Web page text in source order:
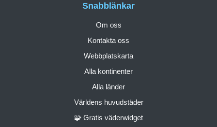
Snabblänkar
Om oss
Kontakta oss
Webbplatskarta
Alla kontinenter
Alla länder
Världens huvudstäder
🧩 Gratis väderwidget